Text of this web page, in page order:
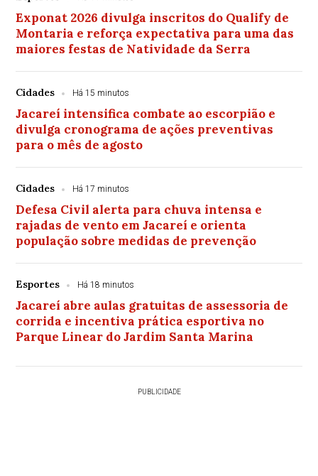
Exponat 2026 divulga inscritos do Qualify de
Montaria e reforça expectativa para uma das
maiores festas de Natividade da Serra
Cidades Há 15 minutos
Jacareí intensifica combate ao escorpião e
divulga cronograma de ações preventivas
para o mês de agosto
Cidades Há 17 minutos
Defesa Civil alerta para chuva intensa e
rajadas de vento em Jacareí e orienta
população sobre medidas de prevenção
Esportes Há 18 minutos
Jacareí abre aulas gratuitas de assessoria de
corrida e incentiva prática esportiva no
Parque Linear do Jardim Santa Marina
PUBLICIDADE